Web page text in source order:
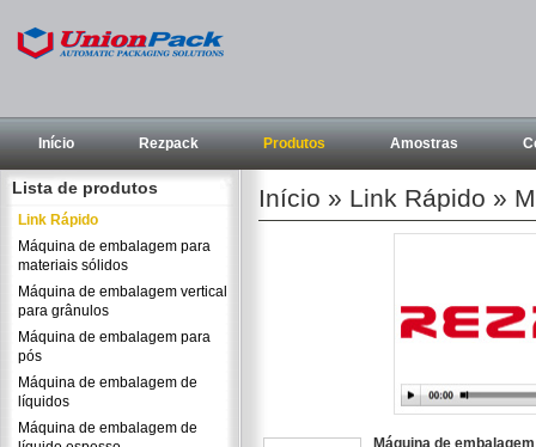
Início Rezpack Produtos Amostras
Lista de produtos
Link Rápido
Máquina de embalagem para
materiais sólidos
Máquina de embalagem vertical
para grânulos
Máquina de embalagem para
pós
Máquina de embalagem de
líquidos
Máquina de embalagem de
Início » Link Rápido »
Máquina de